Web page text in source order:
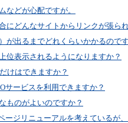
などが心配ですが。
にどんなサイトからリンクが張ら
が出るまでどれくらいかかるので
位表示されるようになりますか？
けはできますか？
サービスを利用できますか？
ものがよいのですか？
ージリニューアルを考えているが